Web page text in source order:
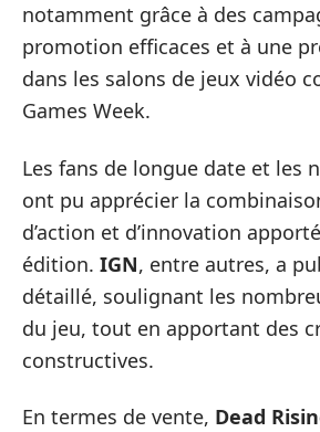
notamment grâce à des
promotion efficaces et à une
dans les salons de jeux vidéo
Games Week.
Les fans de longue date et les
ont pu apprécier la
d’action et d’innovation
édition. IGN, entre autres, a
détaillé, soulignant les
du jeu, tout en apportant des
constructives.
En termes de vente, Dead